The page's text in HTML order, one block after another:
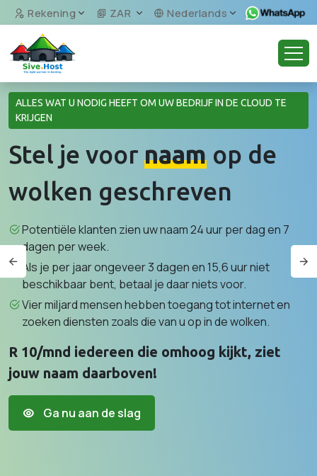
Rekening ZAR Nederlands
ALLES WAT U NODIG HEEFT OM UW BEDRIJF IN DE CLOUD TE
KRIJGEN
Stel je voor naam op de
wolken geschreven
Potentiële klanten zien uw naam 24 uur per dag en 7
dagen per week.
Als je per jaar ongeveer 3 dagen en 15,6 uur niet
beschikbaar bent, betaal je daar niets voor.
Vier miljard mensen hebben toegang tot internet en
zoeken diensten zoals die van u op in de wolken.
R 10/mnd iedereen die omhoog kijkt, ziet
jouw naam daarboven!
Ga nu aan de slag